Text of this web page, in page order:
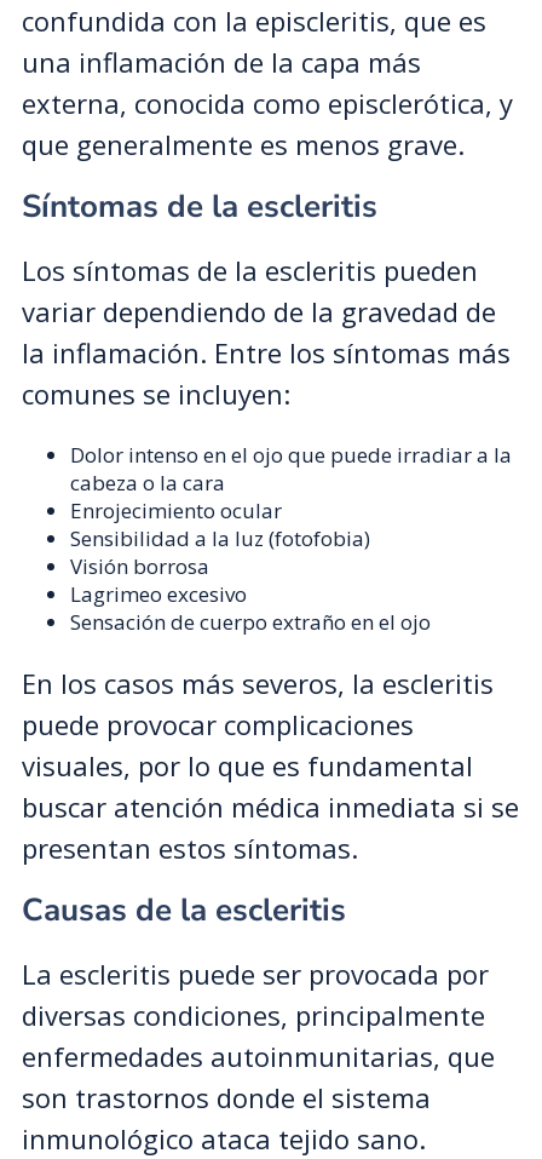
confundida con la episcleritis, que es
una inflamación de la capa más
externa, conocida como episclerótica, y
que generalmente es menos grave.
Síntomas de la escleritis
Los síntomas de la escleritis pueden
variar dependiendo de la gravedad de
la inflamación. Entre los síntomas más
comunes se incluyen:
Dolor intenso en el ojo que puede irradiar a la
cabeza o la cara
Enrojecimiento ocular
Sensibilidad a la luz (fotofobia)
Visión borrosa
Lagrimeo excesivo
Sensación de cuerpo extraño en el ojo
En los casos más severos, la escleritis
puede provocar complicaciones
visuales, por lo que es fundamental
buscar atención médica inmediata si se
presentan estos síntomas.
Causas de la escleritis
La escleritis puede ser provocada por
diversas condiciones, principalmente
enfermedades autoinmunitarias, que
son trastornos donde el sistema
inmunológico ataca tejido sano.